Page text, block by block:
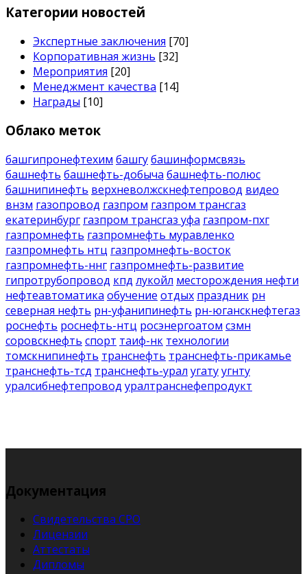
Категории новостей
Экспертные заключения [70]
Корпоративная жизнь [32]
Мероприятия [20]
Менеджмент качества [14]
Награды [10]
Облако меток
башгипронефтехим башгубашинформсвязь
башнефть башнефть-добыча башнефть-полюс
башнипинефть верхневолжскнефтепровод видео
внзм газопровод газпром газпром трансгаз
екатеринбург газпром трансгаз уфа газпром-пхг
газпромнефть газпромнефть муравленко
газпромнефть нтц газпромнефть-восток
газпромнефть-ннг газпромнефть-развитие
гипротрубопровод кпд лукойл месторождения нефти
нефтеавтоматика обучение отдых праздник рн
северная нефть рн-уфанипинефть рн-юганскнефтегаз
роснефть роснефть-нтц росэнергоатом сзмн
соровскнефть спорт таиф-нк технологии
томскнипинефть транснефть транснефть-прикамье
транснефть-тсд транснефть-урал угатуугнту
уралсибнефтепровод уралтранснефепродукт
Документация
Свидетельства СРО
Лицензии
Аттестаты
Дипломы